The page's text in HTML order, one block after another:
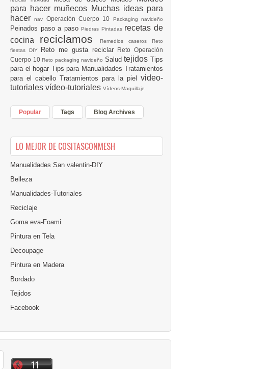
para hacer muñecos Muchas ideas para
hacernav Operación Cuerpo 10 Packaging navideño
Peinados paso a pasoPiedras Pintadas recetas de
cocina reciclamos Remedios caseros Reto
fiestas DIY Reto me gusta reciclar
Reto Operación
Cuerpo 10Reto packaging navideño SaludtejidosTips
para el hogar Tips para Manualidades Tratamientos
para el cabello Tratamientos para la piel video-
tutoriales vídeo-tutoriales Vídeos-Maquillaje
Popular Tags Blog Archives
LO MEJOR DE COSITASCONMESH
Manualidades San valentin-DIY
Belleza
Manualidades-Tutoriales
Reciclaje
Goma eva-Foami
Pintura en Tela
Decoupage
Pintura en Madera
Bordado
Tejidos
Facebook